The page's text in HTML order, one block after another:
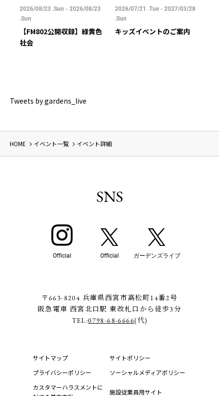
2026/08/23 .Sun - 2026/08/23
.Sun
【FM802公開収録】緑黄色
社会
2026/07/21 .Tue - 2027/03/28
.Sun
キッズイベントのご案内
Tweets by gardens_live
HOME イベント一覧 イベント詳細
SNS
Official Official ガーデンズライブ
〒663-8204 兵庫県西宮市高松町14番2号
阪急電車 西宮北口駅 東改札口から徒歩3分
TEL:0798-68-6666(代)
サイトマップ
サイトポリシー
プライバシーポリシー
ソーシャルメディアポリシー
カスタマーハラスメントに
施設従業員用サイト